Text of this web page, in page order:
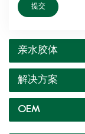
提交
亲水胶体
解决方案
OEM